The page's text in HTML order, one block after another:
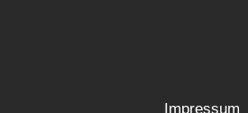
Impressum